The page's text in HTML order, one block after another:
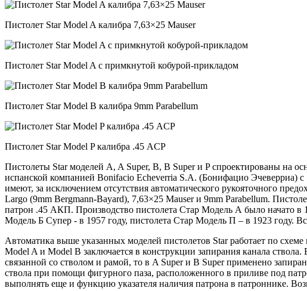
Пистолет Star Model A калибра 7,63×25 Mauser
Пистолет Star Model A с примкнутой кобурой-прикладом
Пистолет Star Model B калибра 9mm Parabellum
Пистолет Star Model P калибра .45 ACP
Пистолеты Star моделей A, A Super, B, B Super и P спроектированы на
испанской компанией Bonifacio Echeverria S.A. (Бонифацио Эчеверриа)
имеют, за исключением отсутствия автоматического рукояточного
Largo (9mm Bergmann-Bayard), 7,63×25 Mauser и 9mm Parabellum.
патрон .45 АКП. Производство пистолета Стар Модель А было начато в
Модель Б Супер - в 1957 году, пистолета Стар Модель П – в 1923 году.
Автоматика выше указанных моделей пистолетов Star работает по
Model A и Model B заключается в конструкции запирания канала
связанной со стволом и рамой, то в A Super и B Super применено
ствола при помощи фигурного паза, расположенного в приливе под
выполнять еще и функцию указателя наличия патрона в патроннике.